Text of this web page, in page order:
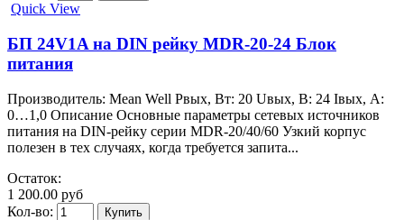
Quick View
БП 24V1A на DIN рейку MDR-20-24 Блок
питания
Производитель: Mean Well Pвых, Вт: 20 Uвых, В: 24 Iвых, А:
0…1,0 Описание Основные параметры сетевых источников
питания на DIN-рейку серии MDR-20/40/60 Узкий корпус
полезен в тех случаях, когда требуется запита...
Остаток:
1 200.00 руб
Кол-во: